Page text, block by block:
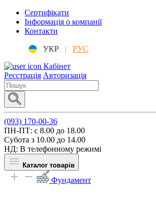
Сертифікати
Інформація о компанії
Контакти
УКР |
РУС
Кабінет
Реєстрація Авторизація
(093) 170-00-36
ПН-ПТ: c 8.00 до 18.00
Субота з 10.00 до 14.00
НД: В телефонному режимі
Каталог товарів
Фундамент